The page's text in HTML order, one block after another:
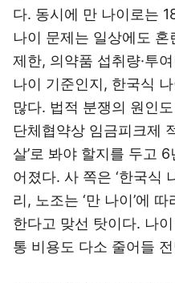
다. 동시에 만 나이로는
나이 문제는 일상에도
제한, 의약품 섭취량·투
나이 기준인지, 한국식
많다. 법적 분쟁의 원인
단체협약상 임금피크제
살’로 봐야 할지를 두고
어졌다. 사 쪽은 ‘한국식
리, 노조는 ‘만 나이’에
한다고 맞선 탓이다. 나
통 비용도 다소 줄어들